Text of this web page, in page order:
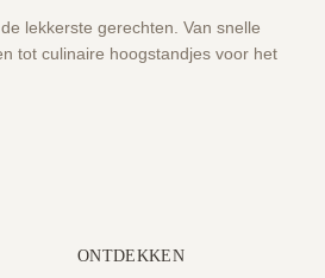
lekkerste gerechten. Van snelle
tot culinaire hoogstandjes voor het
ONTDEKKEN